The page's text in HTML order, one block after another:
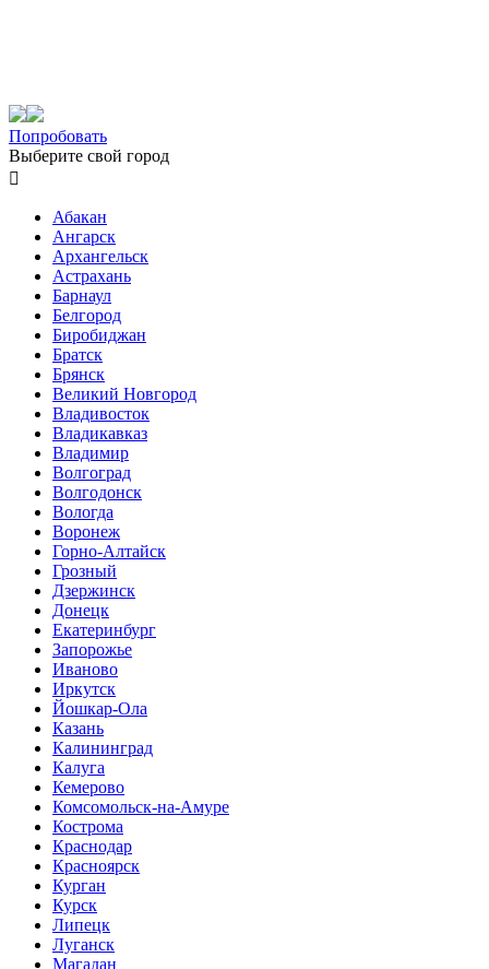
Попробовать
Выберите свой город

Абакан
Ангарск
Архангельск
Астрахань
Барнаул
Белгород
Биробиджан
Братск
Брянск
Великий Новгород
Владивосток
Владикавказ
Владимир
Волгоград
Волгодонск
Вологда
Воронеж
Горно-Алтайск
Грозный
Дзержинск
Донецк
Екатеринбург
Запорожье
Иваново
Иркутск
Йошкар-Ола
Казань
Калининград
Калуга
Кемерово
Комсомольск-на-Амуре
Кострома
Краснодар
Красноярск
Курган
Курск
Липецк
Луганск
Магадан